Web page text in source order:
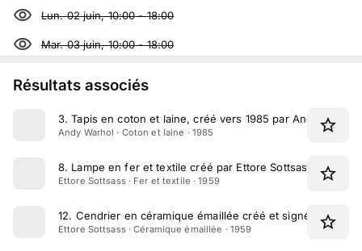
Lun. 02 juin, 10:00-18:00
Mar. 03 juin, 10:00-18:00
Résultats associés
3.Tapis en coton et laine, créé vers 1985 par Andy Warhol
Andy Warhol · Coton et laine · 1985
8. Lampe en fer et textile créé par Ettore Sottsass vers
Ettore Sottsass · Fer et textile · 1959
12. Cendrier en céramique émaillée créé et signé par
Ettore Sottsass · Céramique émaillée · 1959